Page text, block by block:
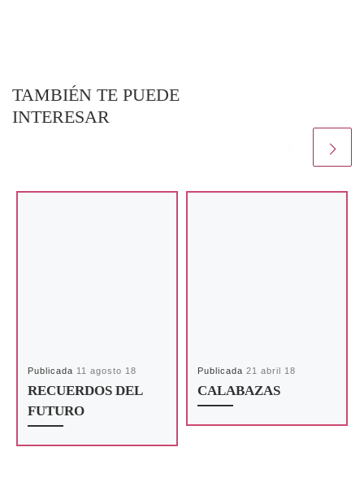
TAMBIÉN TE PUEDE
INTERESAR
Publicada 11 agosto 18
RECUERDOS DEL
FUTURO
Publicada21 abril 18
CALABAZAS